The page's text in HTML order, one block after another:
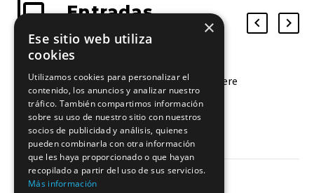
Entradas
relacionadas
Victoria para enmarcar del Aguere
Ciudad de La Laguna
Las aurinegras superan 3-0 (25-
22/25-16/25-17) al Mairena Voley
Club y vuelven a sumar de tres.
07 Dic 2020
×
Ese sitio web utiliza
cookies
Utilizamos cookies para personalizar el
contenido, los anuncios y analizar nuestro
tráfico. También compartimos información
sobre su uso de nuestro sitio con nuestros
socios de publicidad y análisis, quienes
pueden combinarla con otra información
que les haya proporcionado o que hayan
recopilado a partir del uso de sus servicios.
Más información